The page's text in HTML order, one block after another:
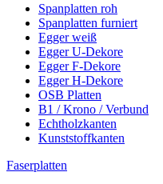
Spanplatten roh
Spanplatten furniert
Egger weiß
Egger U-Dekore
Egger F-Dekore
Egger H-Dekore
OSB Platten
B1 / Krono / Verbund
Echtholzkanten
Kunststoffkanten
Faserplatten